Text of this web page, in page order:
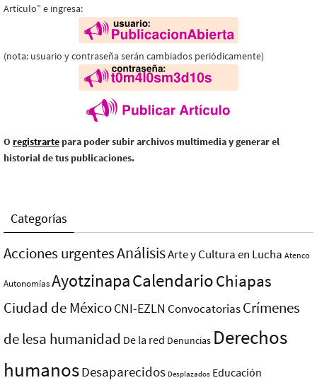
Artículo” e ingresa:
(nota: usuario y contraseña serán cambiados periódicamente)
O registrarte para poder subir archivos multimedia y generar el
historial de tus publicaciones.
Categorías
Acciones urgentesAnálisisArte y Cultura en Lucha Atenco
AutonomíasAyotzinapaCalendarioChiapas
Ciudad de MéxicoCNI-EZLN ConvocatoriasCrímenes
de lesa humanidad De la red Denuncias Derechos
humanosDesaparecidos Desplazados Educación